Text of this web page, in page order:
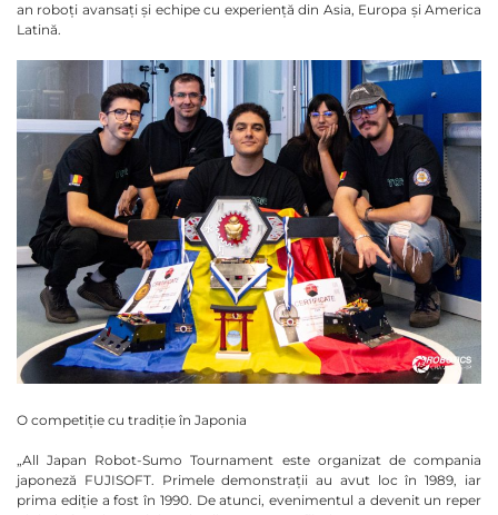
an roboți avansați și echipe cu experiență din Asia, Europa și America
Latină.
O competiție cu tradiție în Japonia
„All Japan Robot-Sumo Tournament este organizat de compania
japoneză FUJISOFT. Primele demonstrații au avut loc în 1989, iar
prima ediție a fost în 1990. De atunci, evenimentul a devenit un reper